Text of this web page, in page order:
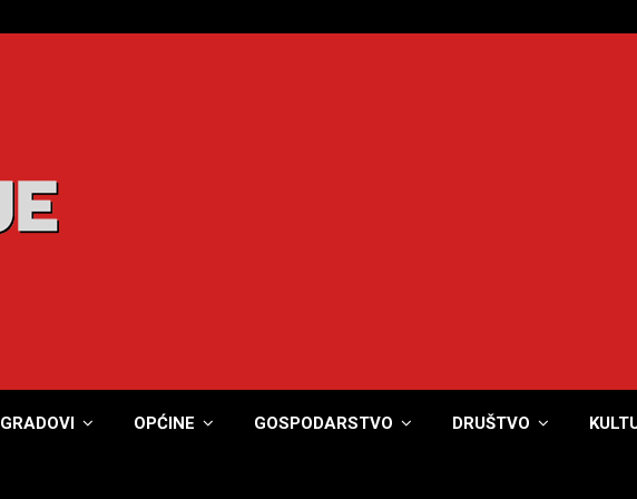
GRADOVI OPĆINE GOSPODARSTVO DRUŠTVO